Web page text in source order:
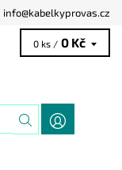
info@kabelkyprovas.cz
0 ks / 0 Kč